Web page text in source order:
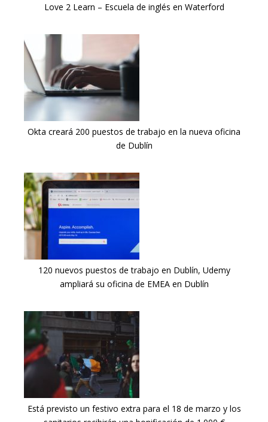
Love 2 Learn – Escuela de inglés en Waterford
Okta creará 200 puestos de trabajo en la nueva oficina
de Dublín
120 nuevos puestos de trabajo en Dublín, Udemy
ampliará su oficina de EMEA en Dublín
Está previsto un festivo extra para el 18 de marzo y los